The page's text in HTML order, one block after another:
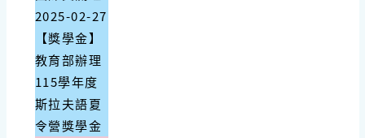
2025-02-27
【獎學金】
教育部辦理
115學年度
斯拉夫語夏
令營獎學金